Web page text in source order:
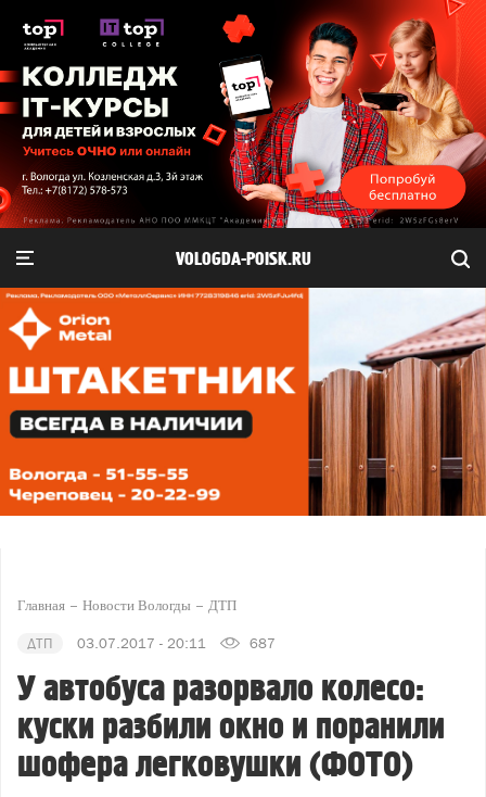
VOLOGDA-POISK.RU
Главная Новости Вологды ДТП
ДТП 03.07.2017 - 20:11 687
У автобуса разорвало колесо:
куски разбили окно и поранили
шофера легковушки (ФОТО)